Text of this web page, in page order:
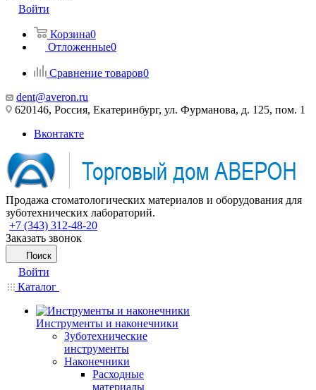
Войти
Корзина0
Отложенные0
Сравнение товаров0
dent@averon.ru
620146, Россия, Екатеринбург, ул. Фурманова, д. 125, пом. 1
Вконтакте
Продажа стоматологических материалов и оборудования для
зуботехнических лабораторий.
+7 (343) 312-48-20
Заказать звонок
Поиск
Войти
Каталог
Инструменты и наконечники
Зуботехнические
инструменты
Наконечники
Расходные
материалы